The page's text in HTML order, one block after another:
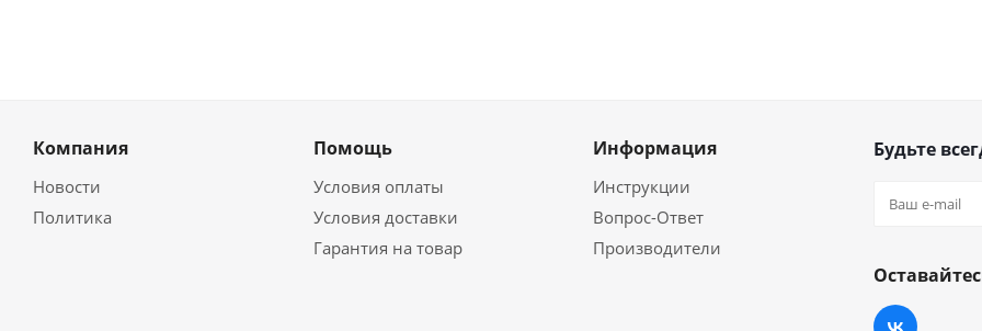
Компания
Новости
Политика
Помощь
Условия оплаты
Условия доставки
Гарантия на товар
Информация
Инструкции
Вопрос-Ответ
Производители
Будьте